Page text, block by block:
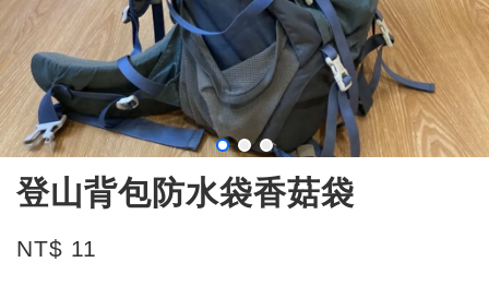
登山背包防水袋香菇袋
NT$ 11